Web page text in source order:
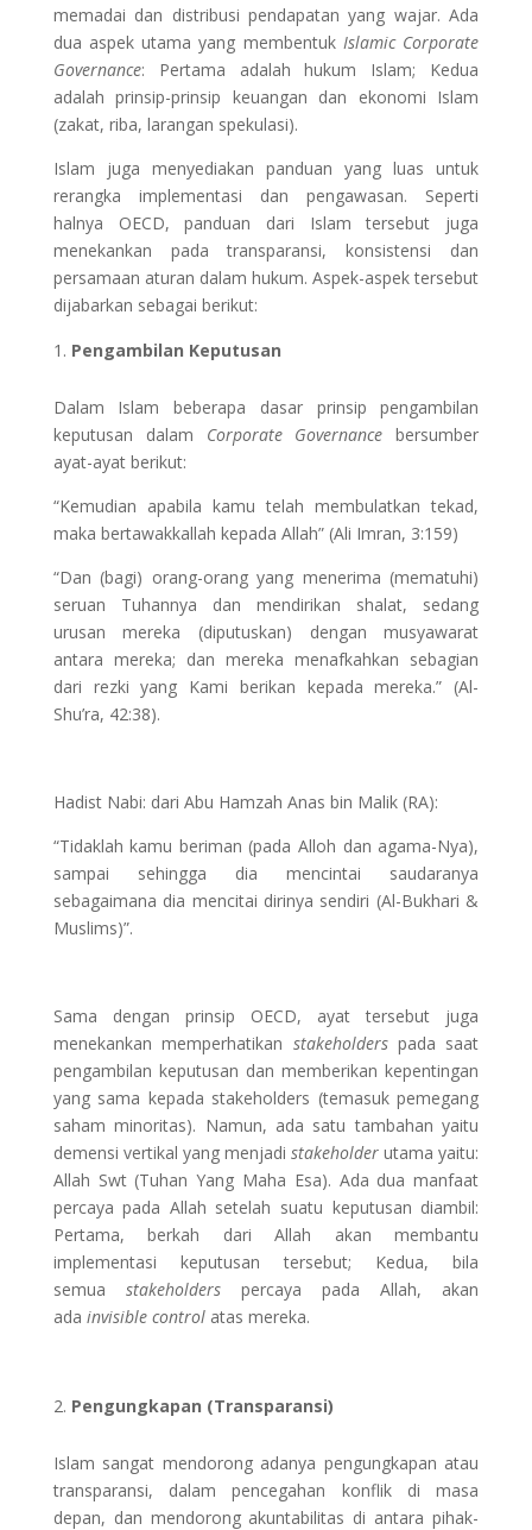
memadai dan distribusi pendapatan yang wajar. Ada
dua aspek utama yang membentuk Islamic Corporate
Governance: Pertama adalah hukum Islam; Kedua
adalah prinsip-prinsip keuangan dan ekonomi Islam
(zakat, riba, larangan spekulasi).
Islam juga menyediakan panduan yang luas untuk
rerangka implementasi dan pengawasan. Seperti
halnya OECD, panduan dari Islam tersebut juga
menekankan pada transparansi, konsistensi dan
persamaan aturan dalam hukum. Aspek-aspek tersebut
dijabarkan sebagai berikut:
Pengambilan Keputusan
Dalam Islam beberapa dasar prinsip pengambilan
keputusan dalam Corporate Governance bersumber
ayat-ayat berikut:
“Kemudian apabila kamu telah membulatkan tekad,
maka bertawakkallah kepada Allah” (Ali Imran, 3:159)
“Dan (bagi) orang-orang yang menerima (mematuhi)
seruan Tuhannya dan mendirikan shalat, sedang
urusan mereka (diputuskan) dengan musyawarat
antara mereka; dan mereka menafkahkan sebagian
dari rezki yang Kami berikan kepada mereka.” (Al-
Shu’ra, 42:38).
Hadist Nabi: dari Abu Hamzah Anas bin Malik (RA):
“Tidaklah kamu beriman (pada Alloh dan agama-Nya),
sampai sehingga dia mencintai saudaranya
sebagaimana dia mencitai dirinya sendiri (Al-Bukhari &
Muslims)”.
Sama dengan prinsip OECD, ayat tersebut juga
menekankan memperhatikan stakeholderspada saat
pengambilan keputusan dan memberikan kepentingan
yang sama kepada stakeholders (temasuk pemegang
saham minoritas). Namun, ada satu tambahan yaitu
demensi vertikal yang menjadistakeholderutama yaitu:
Allah Swt (Tuhan Yang Maha Esa). Ada dua manfaat
percaya pada Allah setelah suatu keputusan diambil:
Pertama, berkah dari Allah akan membantu
implementasi keputusan tersebut; Kedua, bila
semua stakeholderspercaya pada Allah, akan
ada invisible controlatas mereka.
Pengungkapan (Transparansi)
Islam sangat mendorong adanya pengungkapan atau
transparansi, dalam pencegahan konflik di masa
depan, dan mendorong akuntabilitas di antara pihak-